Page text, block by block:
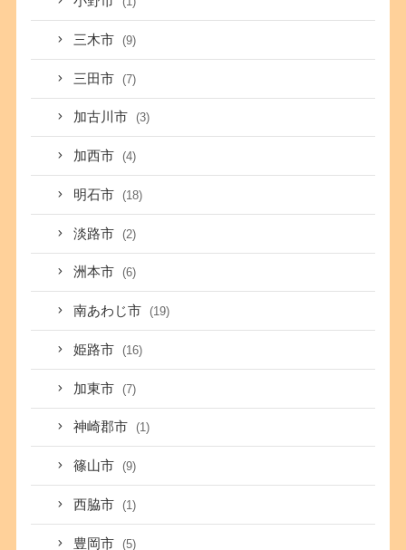
三木市 (9)
三田市 (7)
加古川市 (3)
加西市 (4)
明石市 (18)
淡路市 (2)
洲本市 (6)
南あわじ市 (19)
姫路市 (16)
加東市 (7)
神崎郡市 (1)
篠山市 (9)
西脇市 (1)
豊岡市 (5)